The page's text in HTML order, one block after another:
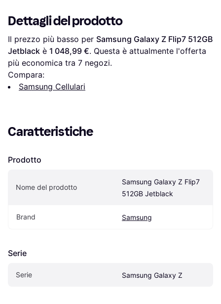
Dettagli del prodotto
Il prezzo più basso per Samsung Galaxy Z Flip7 512GB
Jetblack è 1 048,99 €. Questa è attualmente l'offerta
più economica tra 7 negozi.
Compara:
Samsung Cellulari
Caratteristiche
Prodotto
Nome del prodotto
Samsung Galaxy Z Flip7
512GB Jetblack
Brand Samsung
Serie
Serie Samsung Galaxy Z